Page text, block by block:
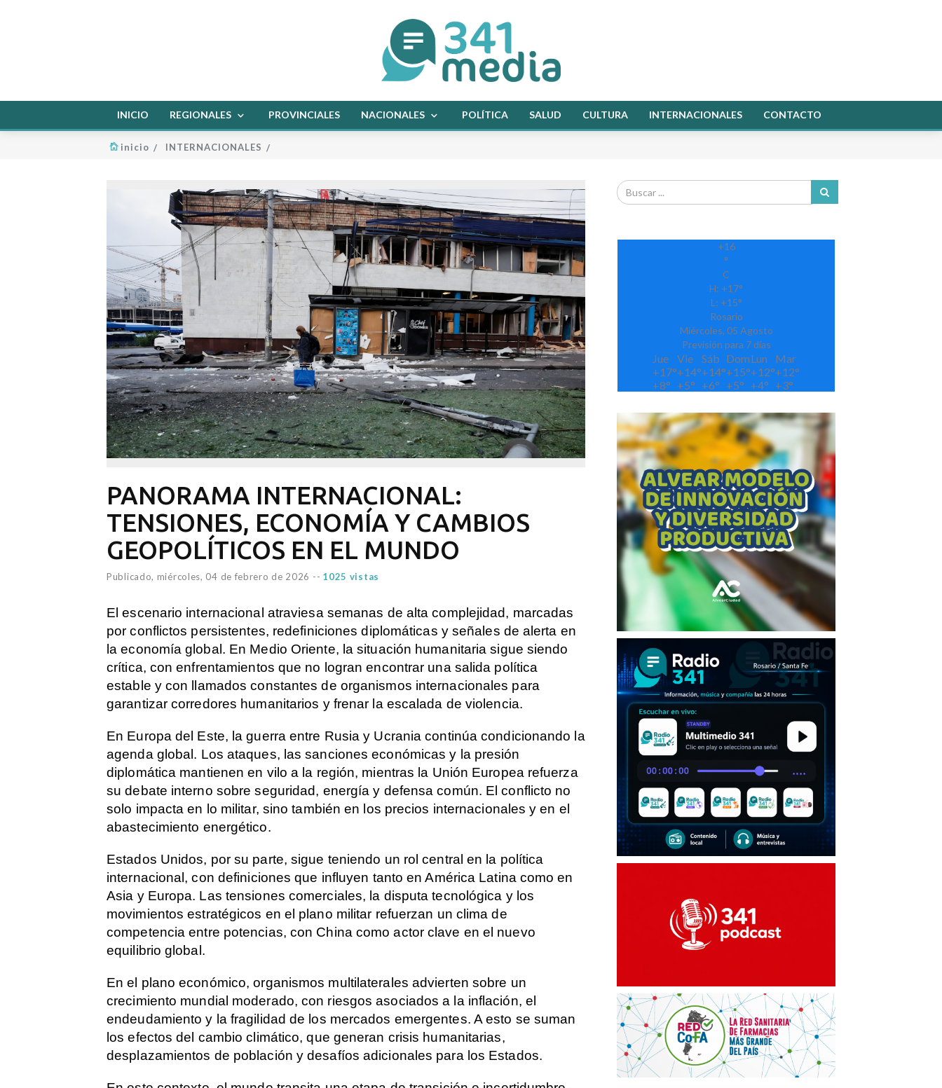
INICIO REGIONALES PROVINCIALES NACIONALES POLÍTICA SALUD CULTURA INTERNACIONALES CONTACTO
inicio INTERNACIONALES
PANORAMA INTERNACIONAL:
TENSIONES, ECONOMÍA Y CAMBIOS
GEOPOLÍTICOS EN EL MUNDO
Publicado, miércoles, 04 de febrero de 2026 -- 1025 vistas
El escenario internacional atraviesa semanas de alta complejidad, marcadas
por conflictos persistentes, redefiniciones diplomáticas y señales de alerta en
la economía global. En Medio Oriente, la situación humanitaria sigue siendo
crítica, con enfrentamientos que no logran encontrar una salida política
estable y con llamados constantes de organismos internacionales para
garantizar corredores humanitarios y frenar la escalada de violencia.
En Europa del Este, la guerra entre Rusia y Ucrania continúa condicionando la
agenda global. Los ataques, las sanciones económicas y la presión
diplomática mantienen en vilo a la región, mientras la Unión Europea refuerza
su debate interno sobre seguridad, energía y defensa común. El conflicto no
solo impacta en lo militar, sino también en los precios internacionales y en el
abastecimiento energético.
Estados Unidos, por su parte, sigue teniendo un rol central en la política
internacional, con definiciones que influyen tanto en América Latina como en
Asia y Europa. Las tensiones comerciales, la disputa tecnológica y los
movimientos estratégicos en el plano militar refuerzan un clima de
competencia entre potencias, con China como actor clave en el nuevo
equilibrio global.
En el plano económico, organismos multilaterales advierten sobre un
crecimiento mundial moderado, con riesgos asociados a la inflación, el
endeudamiento y la fragilidad de los mercados emergentes. A esto se suman
los efectos del cambio climático, que generan crisis humanitarias,
desplazamientos de población y desafíos adicionales para los Estados.
+16
°
C
H: +17°
L: +15°
Rosario
Miércoles, 05 Agosto
Previsión para 7 días
Jue Vie Sáb DomLun
Mar
+17°+14°+14°+15°+12°+12°
+8° +5° +6° +5° +4° +3°